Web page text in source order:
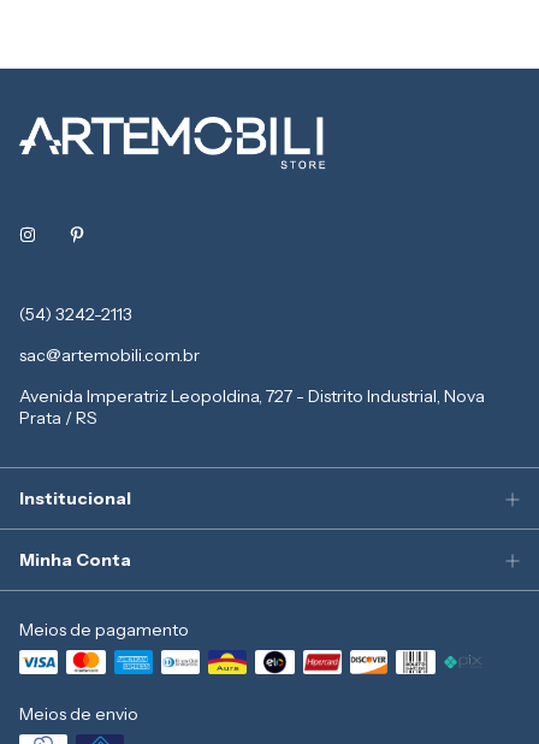
(54) 3242-2113
sac@artemobili.com.br
Avenida Imperatriz Leopoldina, 727 - Distrito Industrial, Nova
Prata / RS
Institucional
Minha Conta
Meios de pagamento
Meios de envio